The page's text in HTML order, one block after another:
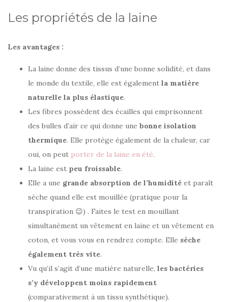
Les propriétés de la laine
Les avantages :
La laine donne des tissus d’une bonne solidité, et dans
le monde du textile, elle est également la matière
naturelle la plus élastique.
Les fibres possèdent des écailles qui emprisonnent
des bulles d’air ce qui donne une bonne isolation
thermique. Elle protège également de la chaleur, car
oui, on peut porter de la laine en été.
La laine est peu froissable.
Elle a une grande absorption de l’humidité et paraît
sèche quand elle est mouillée (pratique pour la
transpiration 😉) . Faites le test en mouillant
simultanément un vêtement en laine et un vêtement en
coton, et vous vous en rendrez compte. Elle sèche
également très vite.
Vu qu’il s’agit d’une matière naturelle, les bactéries
s’y développent moins rapidement
(comparativement à un tissu synthétique).